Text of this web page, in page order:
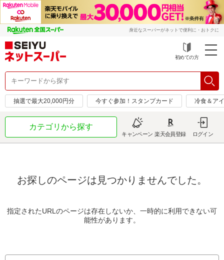
身近なスーパーがネットで便利に・おトクに
初めての方
抽選で最大20,000円分 今すぐ参加！スタンプカード 冷食＆ア
カテゴリから探す
キャンペーン 楽天会員登録 ログイン
お探しのページは見つかりませんでした。
指定されたURLのページは存在しないか、一時的に利用できない可
能性があります。